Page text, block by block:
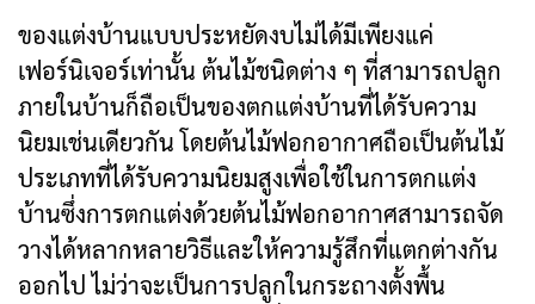
ของแต่งบ้านแบบประหยัดงบไม่ได้มีเพียงแค่
เฟอร์นิเจอร์เท่านั้น ต้นไม้ชนิดต่าง ๆ ที่สามารถปลูก
ภายในบ้านก็ถือเป็นของตกแต่งบ้านที่ได้รับความ
นิยมเช่นเดียวกัน โดยต้นไม้ฟอกอากาศถือเป็นต้นไม้
ประเภทที่ได้รับความนิยมสูงเพื่อใช้ในการตกแต่ง
บ้านซึ่งการตกแต่งด้วยต้นไม้ฟอกอากาศสามารถจัด
วางได้หลากหลายวิธีและให้ความรู้สึกที่แตกต่างกัน
ออกไป ไม่ว่าจะเป็นการปลูกในกระถางตั้งพื้น